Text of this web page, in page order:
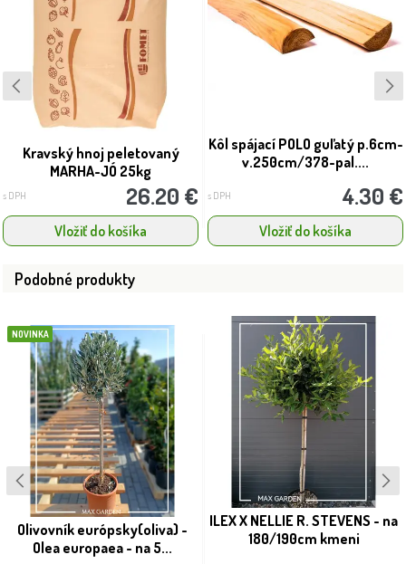
Kravský hnoj peletovaný
MARHA-JÓ 25kg
s DPH 26.20 €
Vložiť do košíka
Kôl spájací POLO guľatý p.6cm-
v.250cm/378-pal....
s DPH 4.30 €
Vložiť do košíka
Podobné produkty
NOVINKA
Olivovník európsky(oliva) -
Olea europaea - na 5...
ILEX X NELLIE R. STEVENS - na
180/190cm kmeni